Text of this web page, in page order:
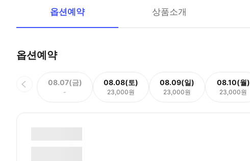
옵션예약 상품소개
옵션예약
08.07(금)
-
08.08(토)
23,000원
08.09(일)
23,000원
08.10(월)
23,000원